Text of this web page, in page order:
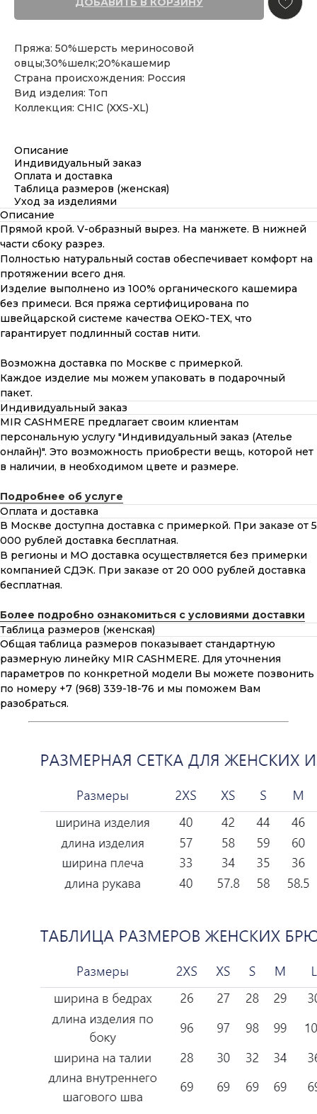
Пряжа: 50%шерсть мериносовой
овцы;30%шелк;20%кашемир
Страна происхождения: Россия
Вид изделия: Топ
Коллекция: CHIC (XXS-XL)
Описание
Индивидуальный заказ
Оплата и доставка
Таблица размеров (женская)
Уход за изделиями
Описание
Прямой крой. V-образный вырез. На манжете. В нижней
части сбоку разрез.
Полностью натуральный состав обеспечивает комфорт на
протяжении всего дня.
Изделие выполнено из 100% органического кашемира
без примеси. Вся пряжа сертифицирована по
швейцарской системе качества OEKO-TEX, что
гарантирует подлинный состав нити.
Возможна доставка по Москве с примеркой.
Каждое изделие мы можем упаковать в подарочный
пакет.
Индивидуальный заказ
MIR CASHMERE предлагает своим клиентам
персональную услугу "Индивидуальный заказ (Ателье
онлайн)". Это возможность приобрести вещь, которой нет
в наличии, в необходимом цвете и размере.
Подробнее об услуге
Оплата и доставка
В Москве доступна доставка с примеркой. При заказе от 5
000 рублей доставка бесплатная.
В регионы и МО доставка осуществляется без примерки
компанией СДЭК. При заказе от 20 000 рублей доставка
бесплатная.
Более подробно ознакомиться с условиями доставки
Таблица размеров (женская)
Общая таблица размеров показывает стандартную
размерную линейку MIR CASHMERE. Для уточнения
параметров по конкретной модели Вы можете позвонить
по номеру +7 (968) 339-18-76 и мы поможем Вам
разобраться.